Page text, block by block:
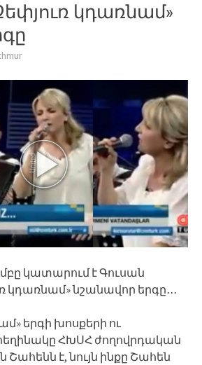
կդառնամ»
կատարում է Գուսան
կդառնամ» նշանավոր երգը․․․
երգի խոսքերի ու
ՀԽՍՀ ժողովրդական
է, նույն ինքը Շահեն